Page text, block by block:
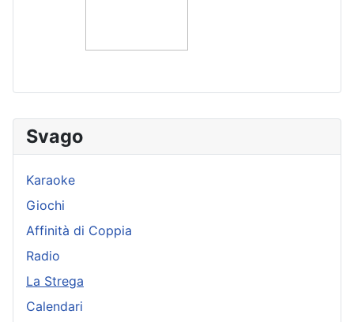
Svago
Karaoke
Giochi
Affinità di Coppia
Radio
La Strega
Calendari